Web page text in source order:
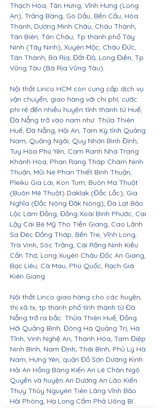
Thạch Hóa, Tân Hưng, Vĩnh Hưng (Long
An), Trảng Bàng, Gò Dầu, Bến Cầu, Hòa
Thành, Dương Minh Châu, Châu Thành,
Tân Biên, Tân Châu, Tp thành phố Tây
Ninh (Tây Ninh), Xuyên Mộc, Châu Đức,
Tân Thành, Bà Rịa, Đất Đỏ, Long Điền, Tp
Vũng Tàu (Bà Rịa Vũng Tàu).
Nội thất Linco HCM còn cung cấp dịch vụ
vận chuyển, giao hàng với chi phí, cước
phí rẻ đến nhiều huyện tỉnh thành từ Huế,
Đà Nẵng trở vào nam như: Thừa Thiên
Huế, Đà Nẵng, Hội An, Tam Kỳ tỉnh Quảng
Nam, Quảng Ngãi, Quy Nhơn Bình Định,
Tuy Hòa Phú Yên, Cam Ranh Nha Trang
Khánh Hòa, Phan Rang Tháp Chàm Ninh
Thuận, Mũi Né Phan Thiết Bình Thuận,
Pleiku Gia Lai, Kon Tum, Buôn Ma Thuột
(Buôn Mê Thuột) Daklak (Đắc Lắc), Gia
Nghĩa (Đắc Nông Đăk Nông), Đà Lạt Bảo
Lộc Lâm Đồng, Đồng Xoài Bình Phước, Cai
Lậy Cái Bè Mỹ Tho Tiền Giang, Cao Lãnh
Sa Đéc Đồng Tháp, Bến Tre, Vĩnh Long,
Trà Vinh, Sóc Trăng, Cái Răng Ninh Kiều
Cần Thơ, Long Xuyên Châu Đốc An Giang,
Bạc Liêu, Cà Mau, Phú Quốc, Rạch Giá
Kiên Giang.
Nội thất Linco giao hàng cho các huyện,
thị xã tx, tp thành phố tỉnh thành từ Đà
Nẵng trở ra bắc: Thừa Thiên Huế, Đồng
Hới Quảng Bình, Đông Hà Quảng Trị, Hà
Tĩnh, Vinh Nghệ An, Thanh Hóa, Tam Điệp
Ninh Bình, Nam Định, Thái Bình, Phủ Lý Hà
Nam, Hưng Yên, quận Đồ Sơn Dương Kinh
Hải An Hồng Bàng Kiến An Lê Chân Ngô
Quyền và huyện An Dương An Lão Kiến
Thụy Thủy Nguyên Tiên Lãng Vĩnh Bảo
Hải Phòng, Hạ Long Cẩm Phả Uông Bí